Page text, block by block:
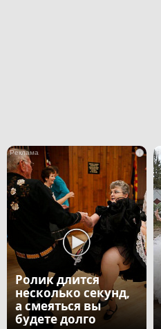
i
Ролик длится
несколько секунд,
а смеяться вы
будете долго